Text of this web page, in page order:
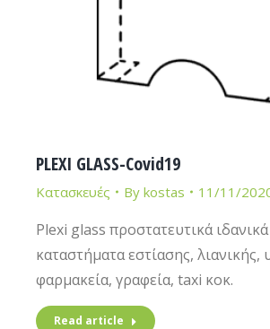
PLEXI GLASS-Covid19
Κατασκευές By kostas 11/11/
Plexi glass προστατευτικά ιδανικά
καταστήματα εστίασης, λιανικής,
φαρμακεία, γραφεία, taxi κοκ.
Read article